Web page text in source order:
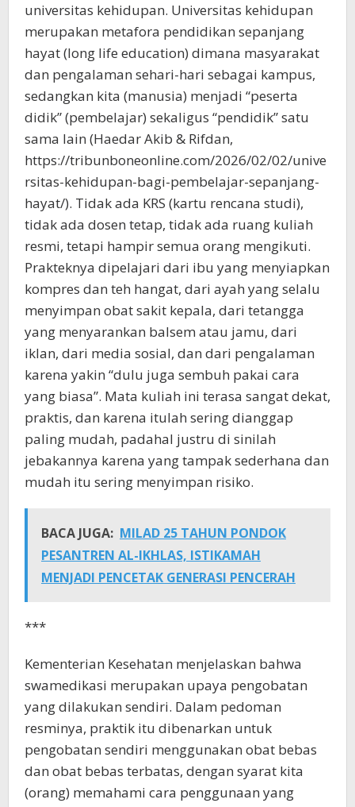
universitas kehidupan. Universitas kehidupan
merupakan metafora pendidikan sepanjang
hayat (long life education) dimana masyarakat
dan pengalaman sehari-hari sebagai kampus,
sedangkan kita (manusia) menjadi “peserta
didik” (pembelajar) sekaligus “pendidik” satu
sama lain (Haedar Akib & Rifdan,
https://tribunboneonline.com/2026/02/02/unive
rsitas-kehidupan-bagi-pembelajar-sepanjang-
hayat/). Tidak ada KRS (kartu rencana studi),
tidak ada dosen tetap, tidak ada ruang kuliah
resmi, tetapi hampir semua orang mengikuti.
Prakteknya dipelajari dari ibu yang menyiapkan
kompres dan teh hangat, dari ayah yang selalu
menyimpan obat sakit kepala, dari tetangga
yang menyarankan balsem atau jamu, dari
iklan, dari media sosial, dan dari pengalaman
karena yakin “dulu juga sembuh pakai cara
yang biasa”. Mata kuliah ini terasa sangat dekat,
praktis, dan karena itulah sering dianggap
paling mudah, padahal justru di sinilah
jebakannya karena yang tampak sederhana dan
mudah itu sering menyimpan risiko.
BACA JUGA: MILAD 25 TAHUN PONDOK
PESANTREN AL-IKHLAS, ISTIKAMAH
MENJADI PENCETAK GENERASI PENCERAH
***
Kementerian Kesehatan menjelaskan bahwa
swamedikasi merupakan upaya pengobatan
yang dilakukan sendiri. Dalam pedoman
resminya, praktik itu dibenarkan untuk
pengobatan sendiri menggunakan obat bebas
dan obat bebas terbatas, dengan syarat kita
(orang) memahami cara penggunaan yang